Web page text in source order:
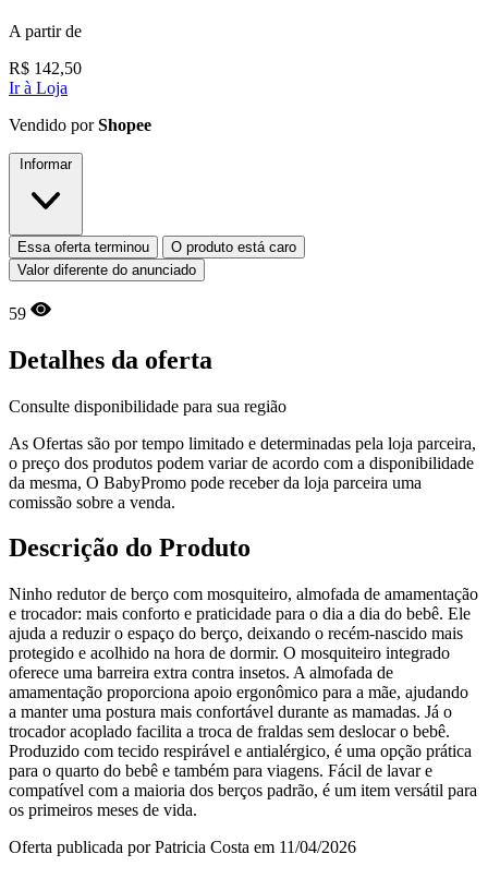
A partir de
R$ 142,50
Ir à Loja
Vendido porShopee
Informar
Essa oferta terminou
O produto está caro
Valor diferente do anunciado
59
Detalhes da oferta
Consulte disponibilidade para sua região
As Ofertas são por tempo limitado e determinadas pela loja parceira,
o preço dos produtos podem variar de acordo com a disponibilidade
da mesma, O BabyPromo pode receber da loja parceira uma
comissão sobre a venda.
Descrição do Produto
Ninho redutor de berço com mosquiteiro, almofada de amamentação
e trocador: mais conforto e praticidade para o dia a dia do bebê. Ele
ajuda a reduzir o espaço do berço, deixando o recém-nascido mais
protegido e acolhido na hora de dormir. O mosquiteiro integrado
oferece uma barreira extra contra insetos. A almofada de
amamentação proporciona apoio ergonômico para a mãe, ajudando
a manter uma postura mais confortável durante as mamadas. Já o
trocador acoplado facilita a troca de fraldas sem deslocar o bebê.
Produzido com tecido respirável e antialérgico, é uma opção prática
para o quarto do bebê e também para viagens. Fácil de lavar e
compatível com a maioria dos berços padrão, é um item versátil para
os primeiros meses de vida.
Oferta publicada por Patricia Costa em 11/04/2026